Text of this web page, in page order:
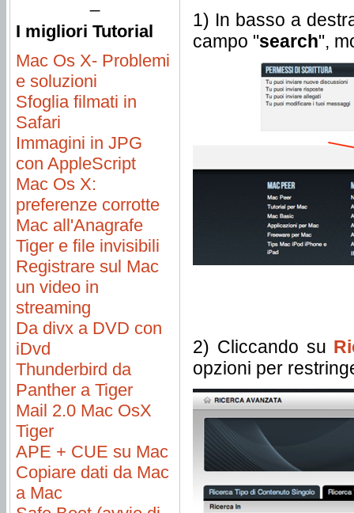
I migliori Tutorial
Mac Os X- Problemi
e soluzioni
Sfoglia filmati in
Safari
Immagini in JPG
con AppleScript
Mac Os X:
preferenze corrotte
Mac all'Anagrafe
Tiger e file invisibili
Registrare sul Mac
un video in
streaming
Da divx a DVD con
iDvd
Thunderbird da
Panther a Tiger
Mail 2.0 Mac OsX
Tiger
APE + CUE su Mac
Copiare dati da Mac
a Mac
1) In basso a
campo "search",
2) Cliccando su
opzioni per